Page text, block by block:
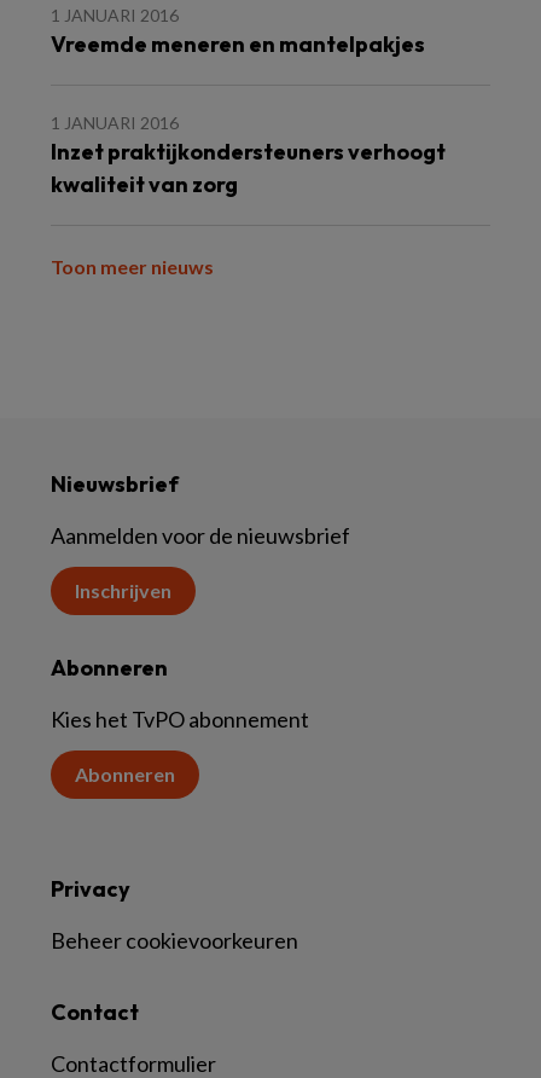
1 JANUARI 2016
Vreemde meneren en mantelpakjes
1 JANUARI 2016
Inzet praktijkondersteuners verhoogt
kwaliteit van zorg
Toon meer nieuws
Nieuwsbrief
Aanmelden voor de nieuwsbrief
Inschrijven
Abonneren
Kies het TvPO abonnement
Abonneren
Contact
Contactformulier
Privacy
Beheer cookievoorkeuren